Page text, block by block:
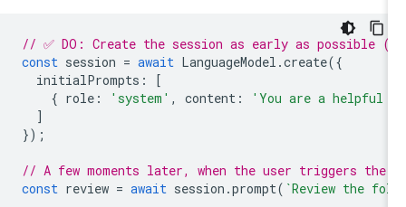
// ✅ DO: Create the session as early as
const session = await LanguageModel.create
initialPrompts
:
{ role : 'system' , content : 'You are a helpful
});
// A few moments later, when the user triggers
const review = await session.prompt(`Review the